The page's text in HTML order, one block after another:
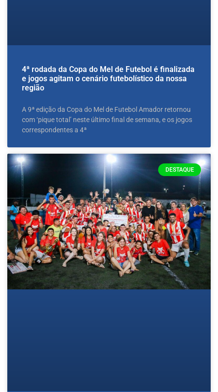
4ª rodada da Copa do Mel de Futebol é finalizada
e jogos agitam o cenário futebolístico da nossa
região
A 9ª edição da Copa do Mel de Futebol Amador retornou
com ‘pique total’ neste último final de semana, e os jogos
correspondentes a 4ª
DESTAQUE